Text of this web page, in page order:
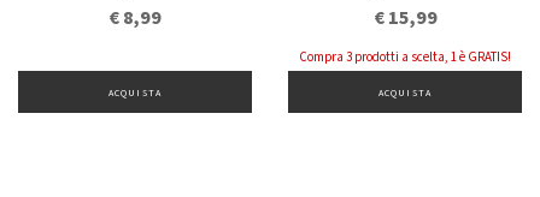
€ 8,99
ACQUISTA
€ 15,99
Compra 3 prodotti a scelta, 1 è GRATIS!
ACQUISTA